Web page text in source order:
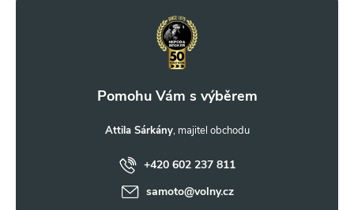
Attila Sárkány
+420 602 237 811
samoto@volny.cz